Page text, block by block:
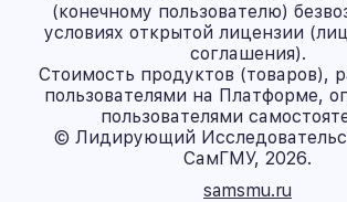
(конечному пользователю)
условиях открытой лицензии
соглашения).
Стоимость продуктов (товаров),
пользователями на Платформе,
пользователями
© Лидирующий
СамГМУ, 2026.
samsmu.ru